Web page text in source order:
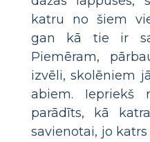
katru no šiem
gan kā tie ir
Piemēram,
izvēli, skolēniem
abiem. Iepriekš
parādīts, kā
savienotai, jo